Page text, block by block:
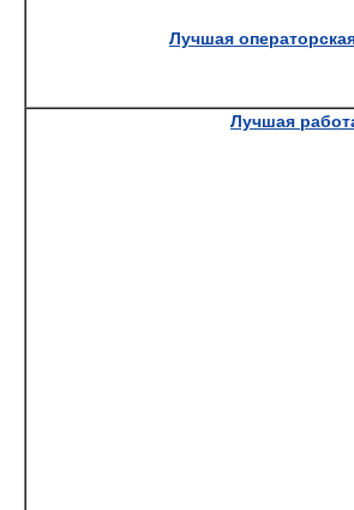
Лучшая
Лучшая